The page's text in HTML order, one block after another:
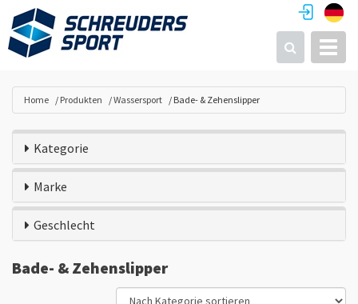
Suchen
Home Produkten Wassersport Bade- & Zehenslipper
Kategorie
Marke
Geschlecht
Bade- & Zehenslipper